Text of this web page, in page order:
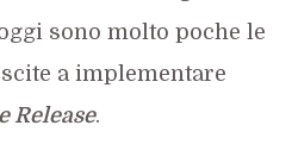
sono molto poche le
a implementare
Release.